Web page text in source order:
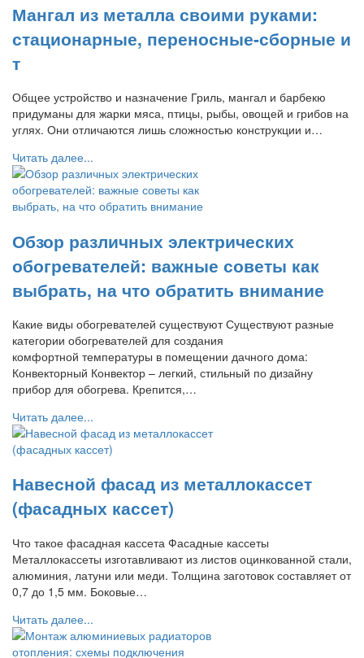
Мангал из металла своими руками:
стационарные, переносные-сборные и
т
Общее устройство и назначение Гриль, мангал и барбекю
придуманы для жарки мяса, птицы, рыбы, овощей и грибов на
углях. Они отличаются лишь сложностью конструкции и…
Читать далее...
Обзор различных электрических
обогревателей: важные советы как
выбрать, на что обратить внимание
Какие виды обогревателей существуют Существуют разные
категории обогревателей для создания
комфортной температуры в помещении дачного дома:
Конвекторный Конвектор – легкий, стильный по дизайну
прибор для обогрева. Крепится,…
Читать далее...
Навесной фасад из металлокассет
(фасадных кассет)
Что такое фасадная кассета Фасадные кассеты
Металлокассеты изготавливают из листов оцинкованной стали,
алюминия, латуни или меди. Толщина заготовок составляет от
0,7 до 1,5 мм. Боковые…
Читать далее...